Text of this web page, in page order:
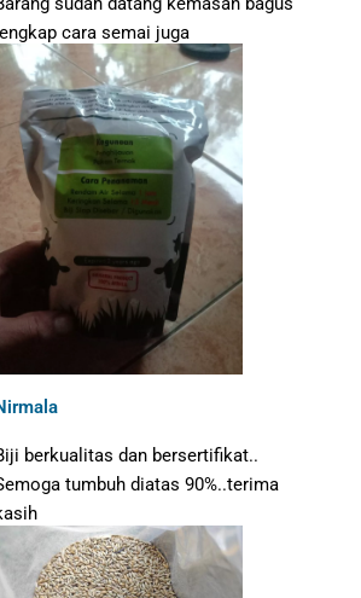
lengkap cara semai juga
berkualitas dan bersertifikat..
tumbuh diatas 90%..terima